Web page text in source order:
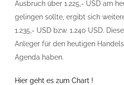
Ausbruch über 1.225,- USD am
gelingen sollte, ergibt sich
1.235,- USD bzw. 1.240 USD.
Anleger für den heutigen
Agenda haben.
Hier geht es zum Chart !